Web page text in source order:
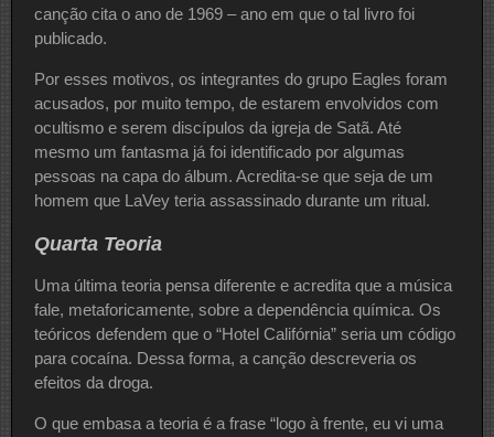
canção cita o ano de 1969 – ano em que o tal livro foi
publicado.
Por esses motivos, os integrantes do grupo Eagles foram
acusados, por muito tempo, de estarem envolvidos com
ocultismo e serem discípulos da igreja de Satã. Até
mesmo um fantasma já foi identificado por algumas
pessoas na capa do álbum. Acredita-se que seja de um
homem que LaVey teria assassinado durante um ritual.
Quarta Teoria
Uma última teoria pensa diferente e acredita que a música
fale, metaforicamente, sobre a dependência química. Os
teóricos defendem que o “Hotel Califórnia” seria um código
para cocaína. Dessa forma, a canção descreveria os
efeitos da droga.
O que embasa a teoria é a frase “logo à frente, eu vi uma